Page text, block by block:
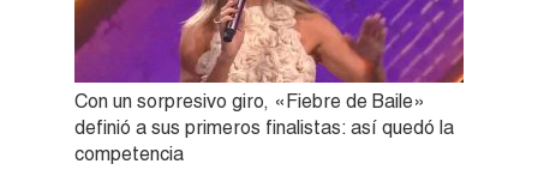
Con un sorpresivo giro, «Fiebre de Baile»
definió a sus primeros finalistas: así quedó la
competencia